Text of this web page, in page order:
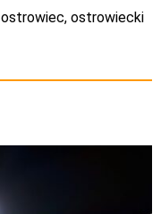
ostrowiec, ostrowiecki